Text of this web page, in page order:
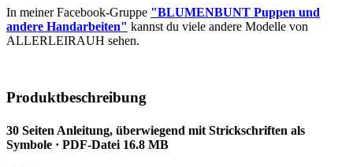
In meiner Facebook-Gruppe "BLUMENBUNT Puppen und
andere Handarbeiten" kannst du viele andere Modelle von
ALLERLEIRAUH sehen.
Produktbeschreibung
30 Seiten Anleitung, überwiegend mit Strickschriften als
Symbole · PDF-Datei 16.8 MB